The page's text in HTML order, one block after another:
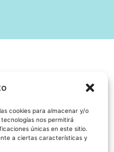
cookies para almacenar y/o
nos permitirá
únicas en este sitio.
a ciertas características y